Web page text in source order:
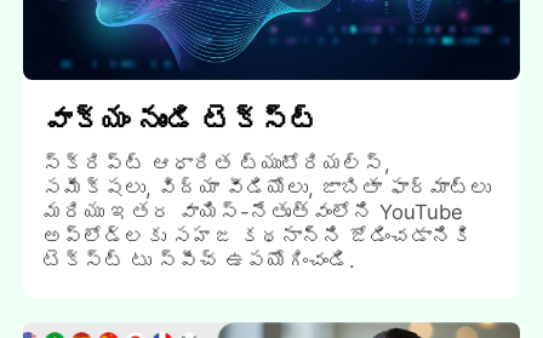
వాక్యం నుండి టెక్స్ట్
స్క్రిప్ట్ ఆధారిత ట్యుటోరియల్స్,
సమీక్షలు, విద్యా వీడియోలు, జాబితా ఫార్మాట్లు
మరియు ఇతర వాయిస్-నేతృత్వంలోని YouTube
అప్లోడ్లకు సహజ కథనాన్ని జోడించడానికి
టెక్స్ట్ టు స్పీచ్ ఉపయోగించండి.